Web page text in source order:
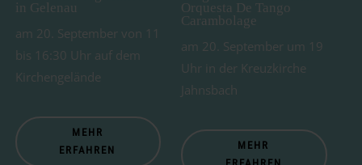
in Gelenau
am 20. September von 11
bis 16:30 Uhr auf dem
Kirchengelände
MEHR
ERFAHREN
Orquesta De Tango
Carambolage
am 20. September um 19
Uhr in der Kreuzkirche
Jahnsbach
MEHR